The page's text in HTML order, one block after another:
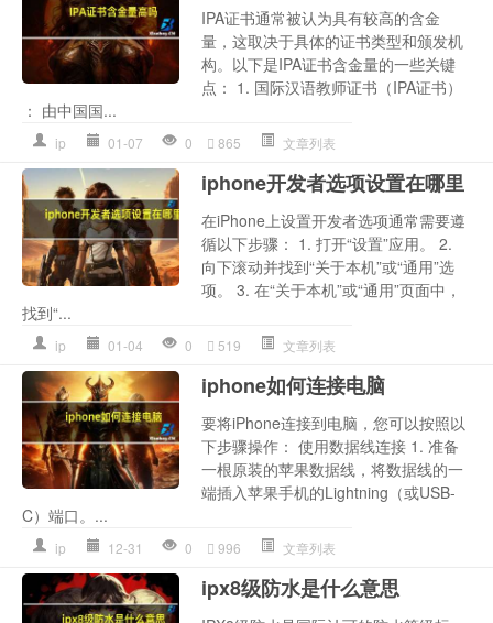
IPA证书通常被认为具有较高的含金
量，这取决于具体的证书类型和颁发机
构。以下是IPA证书含金量的一些关键
点： 1. 国际汉语教师证书（IPA证书）
： 由中国国...
ip 01-07 0 865 文章列表
iphone开发者选项设置在哪里
在iPhone上设置开发者选项通常需要遵
循以下步骤： 1. 打开“设置”应用。 2.
向下滚动并找到“关于本机”或“通用”选
项。 3. 在“关于本机”或“通用”页面中，
找到“...
ip 01-04 0 519 文章列表
iphone如何连接电脑
要将iPhone连接到电脑，您可以按照以
下步骤操作： 使用数据线连接 1. 准备
一根原装的苹果数据线，将数据线的一
端插入苹果手机的Lightning（或USB-
C）端口。...
ip 12-31 0 996 文章列表
ipx8级防水是什么意思